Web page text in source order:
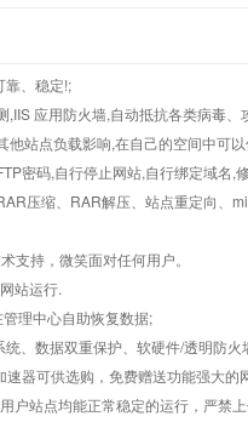
靠、稳定!;
,IIS 应用防火墙,自动抵抗各类病毒、
他站点负载影响,在自己的空间中可
密码,自行停止网站,自行绑定域名,
压缩、RAR解压、站点重定向、
支持，微笑面对任何用户。
站运行.
理中心自助恢复数据;
、数据双重保护、软硬件/透明防火
器可供选购，免费赠送功能强大
户站点均能正常稳定的运行，严禁